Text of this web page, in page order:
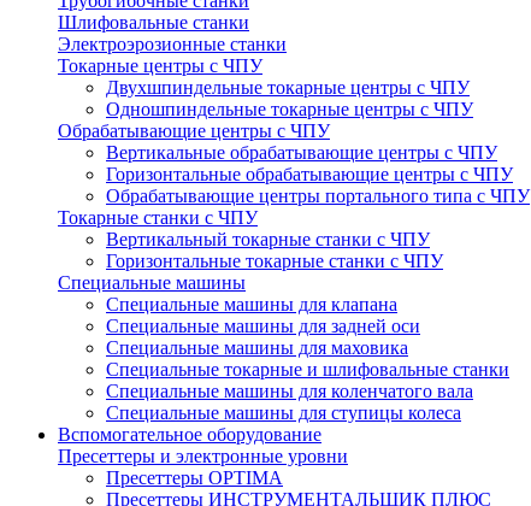
Шлифовальные станки
Электроэрозионные станки
Токарные центры с ЧПУ
Двухшпиндельные токарные центры с ЧПУ
Одношпиндельные токарные центры с ЧПУ
Обрабатывающие центры с ЧПУ
Вертикальные обрабатывающие центры с ЧПУ
Горизонтальные обрабатывающие центры с ЧПУ
Обрабатывающие центры портального типа с ЧПУ
Токарные станки с ЧПУ
Вертикальный токарные станки с ЧПУ
Горизонтальные токарные станки с ЧПУ
Специальные машины
Специальные машины для клапана
Специальные машины для задней оси
Специальные машины для маховика
Специальные токарные и шлифовальные станки
Специальные машины для коленчатого вала
Специальные машины для ступицы колеса
Вспомогательное оборудование
Пресеттеры и электронные уровни
Пресеттеры OPTIMA
Пресеттеры ИНСТРУМЕНТАЛЬЩИК ПЛЮС